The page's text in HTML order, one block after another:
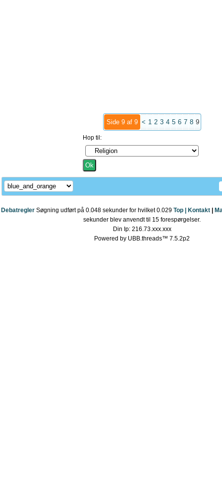
Side 9 af 9 < 1 2 3 4 5 6 7 8 9
Hop til:
Debatregler Top | Kontakt
Søgning udført på 0.048 sekunder for hvilket 0.029
sekunder blev anvendt til 15 forespørgelser.
Din Ip: 216.73.xxx.xxx
Powered by UBB.threads™ 7.5.2p2